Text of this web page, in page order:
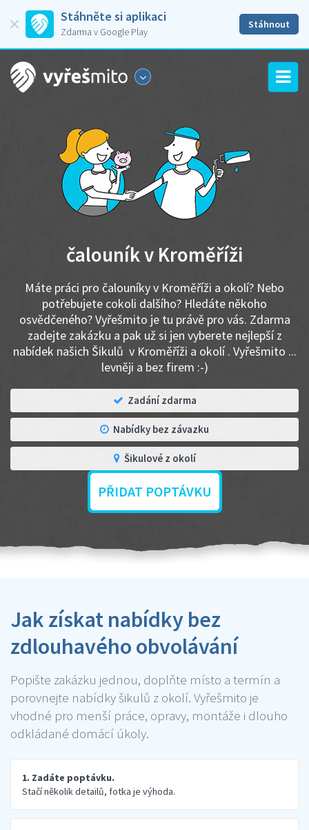
Stáhněte si aplikaci
Zdarma v Google Play
Stáhnout
čalouník v Kroměříži
Máte práci pro čalouníky v Kroměříži a okolí? Nebo
potřebujete cokoli dalšího? Hledáte někoho
osvědčeného? Vyřešmito je tu právě pro vás. Zdarma
zadejte zakázku a pak už si jen vyberete nejlepší z
nabídek našich Šikulů v Kroměříži a okolí . Vyřešmito ...
levněji a bez firem :-)
Zadání zdarma
Nabídky bez závazku
Šikulové z okolí
PŘIDAT POPTÁVKU
Jak získat nabídky bez
zdlouhavého obvolávání
Popište zakázku jednou, doplňte místo a termín a
porovnejte nabídky šikulů z okolí. Vyřešmito je
vhodné pro menší práce, opravy, montáže i dlouho
odkládané domácí úkoly.
1. Zadáte poptávku.
Stačí několik detailů, fotka je výhoda.